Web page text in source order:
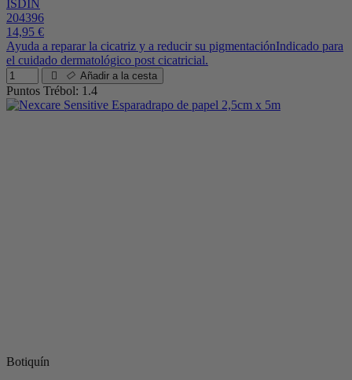
ISDIN
204396
14,95 €
Ayuda a reparar la cicatriz y a reducir su pigmentaciónIndicado para
el cuidado dermatológico post cicatricial.
Añadir a la cesta
Puntos Trébol: 1.4
Botiquín